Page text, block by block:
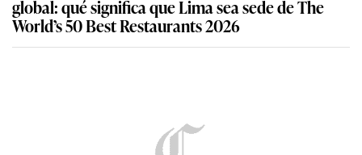
global: qué significa que Lima sea sede de The
World’s 50 Best Restaurants 2026